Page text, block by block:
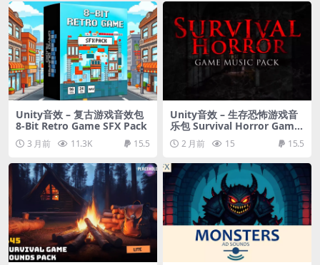
Unity音效 – 复古游戏音效包
8-Bit Retro Game SFX Pack
3 月前 11.3K 15.5
Unity音效 – 生存恐怖游戏音
乐包 Survival Horror Game
Music Pack
2 月前 15 15.5